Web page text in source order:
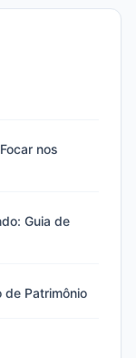
nos
Guia de
de Patrimônio